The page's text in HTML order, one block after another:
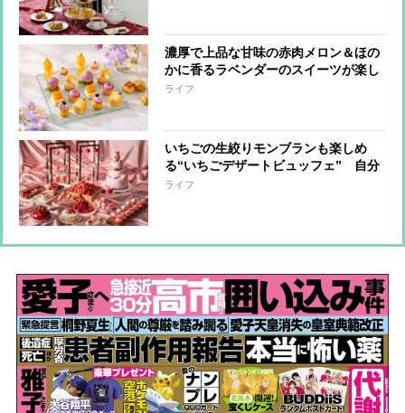
濃厚で上品な甘味の赤肉メロン＆ほの
かに香るラベンダーのスイーツが楽し
めるアフタヌーンティー
ライフ
いちごの生絞りモンブランも楽しめ
る“いちごデザートビュッフェ” 自分
だけのアフタヌーンティーも作れる！
ライフ